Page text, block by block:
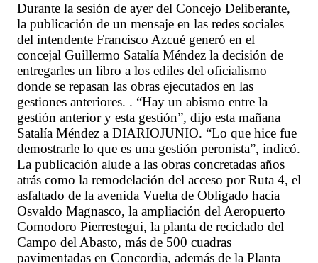
Durante la sesión de ayer del Concejo Deliberante,
la publicación de un mensaje en las redes sociales
del intendente Francisco Azcué generó en el
concejal Guillermo Satalía Méndez la decisión de
entregarles un libro a los ediles del oficialismo
donde se repasan las obras ejecutados en las
gestiones anteriores. . “Hay un abismo entre la
gestión anterior y esta gestión”, dijo esta mañana
Satalía Méndez a DIARIOJUNIO. “Lo que hice fue
demostrarle lo que es una gestión peronista”, indicó.
La publicación alude a las obras concretadas años
atrás como la remodelación del acceso por Ruta 4, el
asfaltado de la avenida Vuelta de Obligado hacia
Osvaldo Magnasco, la ampliación del Aeropuerto
Comodoro Pierrestegui, la planta de reciclado del
Campo del Abasto, más de 500 cuadras
pavimentadas en Concordia, además de la Planta